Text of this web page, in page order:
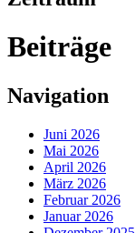
Beiträge
Navigation
Juni 2026
Mai 2026
April 2026
März 2026
Februar 2026
Januar 2026